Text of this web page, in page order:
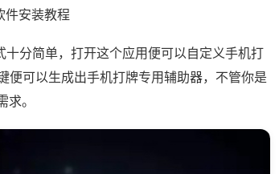
安装教程
分简单，打开这个应用便可以自定义手机打
便可以生成出手机打牌专用辅助器，不管你是
。